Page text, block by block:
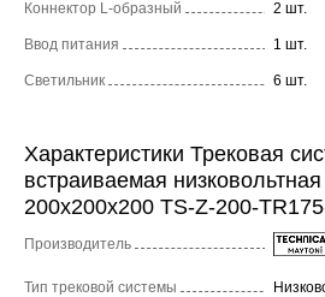
Коннектор L-образный 2 шт.
Ввод питания 1 шт.
Светильник 6 шт.
Характеристики Трековая
встраиваемая
200x200x200 TS-Z-200-
Производитель
Тип трековой системы